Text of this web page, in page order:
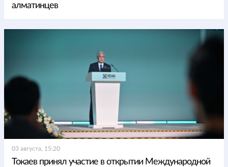
алматинцев
03 августа, 15:20
Токаев принял участие в открытии Международной